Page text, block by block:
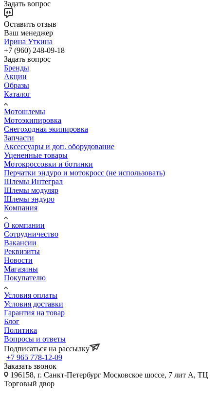
Задать вопрос
Оставить отзыв
Ваш менеджер
Ирина Уткина
+7 (960) 248-09-18
Задать вопрос
Бренды
Акции
Образы
Каталог
Мотошлемы
Мотоэкипировка
Снегоходная экипировка
Запчасти
Аксессуары и доп. оборудование
Уцененные товары
Мотокроссовки и ботинки
Перчатки эндуро и мотокросс (не использовать)
Шлемы Интеграл
Шлемы модуляр
Шлемы эндуро
Компания
О компании
Сотрудничество
Вакансии
Реквизиты
Новости
Магазины
Покупателю
Условия оплаты
Условия доставки
Гарантия на товар
Блог
Политика
Вопросы и ответы
Подписаться на рассылку
+7 965 778-12-09
Заказать звонок
196158, г. Санкт-Петербург Московское шоссе, 7 лит А, ТЦ
Торговый двор